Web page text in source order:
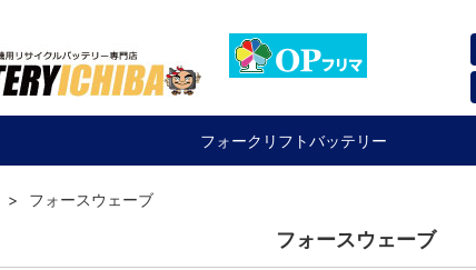
フォークリフトバッテリー
フォースウェーブ
フォースウェーブ